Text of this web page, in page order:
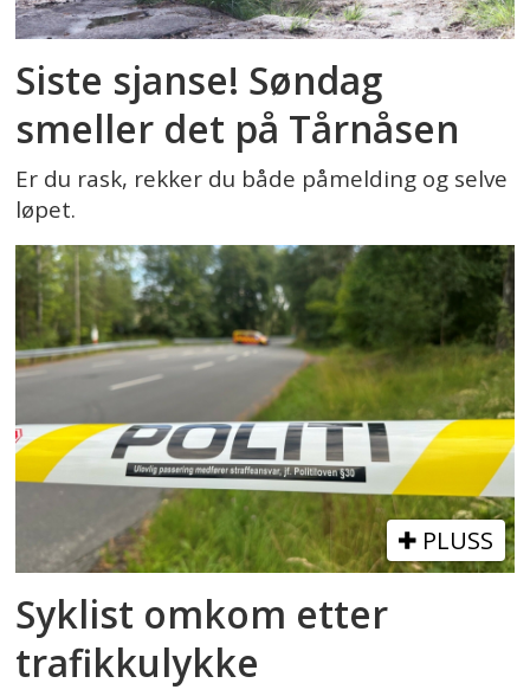
Siste sjanse! Søndag
smeller det på Tårnåsen
Er du rask, rekker du både påmelding og selve
løpet.
PLUSS
Syklist omkom etter
trafikkulykke